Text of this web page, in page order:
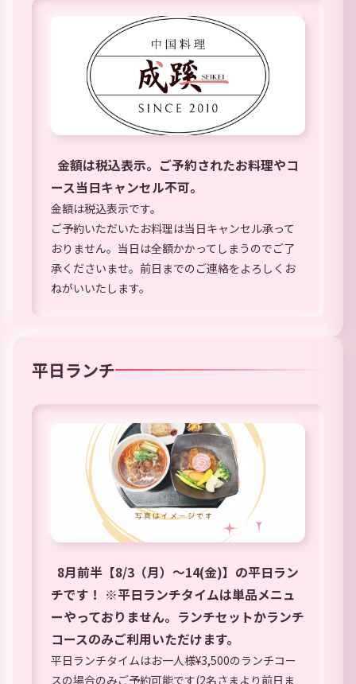
金額は税込表示。ご予約されたお料理やコ
ース当日キャンセル不可。
金額は税込表示です。
ご予約いただいたお料理は当日キャンセル承って
おりません。当日は全額かかってしまうのでご了
承くださいませ。前日までのご連絡をよろしくお
ねがいいたします。
平日ランチ
8月前半【8/3（月）〜14(金)】の平日ラン
チです！ ※平日ランチタイムは単品メニュ
ーやっておりません。ランチセットかランチ
コースのみご利用いただけます。
平日ランチタイムはお一人様¥3,500のランチコー
スの場合のみご予約可能です(2名さまより前日ま